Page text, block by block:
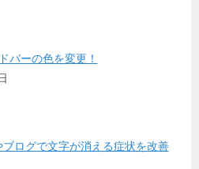
バーの色を変更！
ログで文字が消える症状を改善